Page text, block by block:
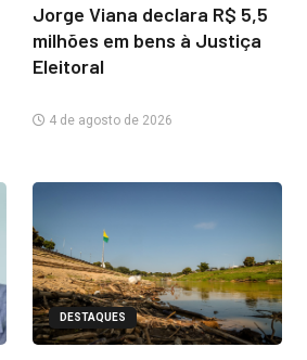
Jorge Viana declara R$ 5,5
milhões em bens à Justiça
Eleitoral
4 de agosto de 2026
DESTAQUES